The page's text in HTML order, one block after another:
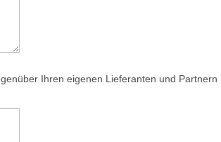
Ihren eigenen Lieferanten und Partnern